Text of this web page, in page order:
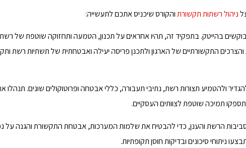
ניהול רשתות תקשורתוהקורס שיכניס אתכם לתעשייה:
בהייטק. בתפקיד זה, תהיו אחראים על תכנון, הטמעה ותחזוקה שוטפת של
התקשורתיים של הארגון ולתכנן פריסה יעילה ואבטחתית של תשתיות רשת
ולהטמיע תצורות רשת, נתיבי תעבורה, כללי אבטחה ופרוטוקולים שונים.
תמיכה שוטפת לצוותים העסקיים.
הרשת והענן, כדי להבטיח את שלמות המערכות, אבטחת התקשורת והגנה על
ניתוחי סיכונים ובדיקות חוסן תקופתיות.